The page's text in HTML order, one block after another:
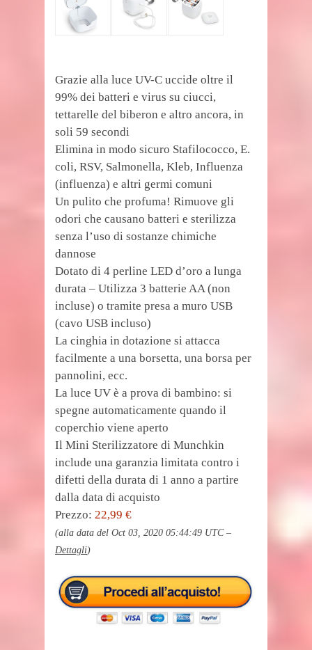
Grazie alla luce UV-C uccide oltre il
99% dei batteri e virus su ciucci,
tettarelle del biberon e altro ancora, in
soli 59 secondi
Elimina in modo sicuro Stafilococco, E.
coli, RSV, Salmonella, Kleb, Influenza
(influenza) e altri germi comuni
Un pulito che profuma! Rimuove gli
odori che causano batteri e sterilizza
senza l’uso di sostanze chimiche
dannose
Dotato di 4 perline LED d’oro a lunga
durata – Utilizza 3 batterie AA (non
incluse) o tramite presa a muro USB
(cavo USB incluso)
La cinghia in dotazione si attacca
facilmente a una borsetta, una borsa per
pannolini, ecc.
La luce UV è a prova di bambino: si
spegne automaticamente quando il
coperchio viene aperto
Il Mini Sterilizzatore di Munchkin
include una garanzia limitata contro i
difetti della durata di 1 anno a partire
dalla data di acquisto
Prezzo: 22,99 €
(alla data del Oct 03, 2020 05:44:49 UTC –
Dettagli)